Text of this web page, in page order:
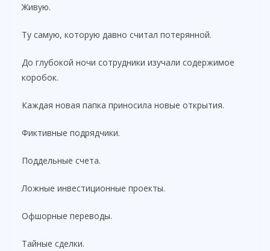
Живую.
Ту самую, которую давно считал потерянной.
До глубокой ночи сотрудники изучали содержимое
коробок.
Каждая новая папка приносила новые открытия.
Фиктивные подрядчики.
Поддельные счета.
Ложные инвестиционные проекты.
Офшорные переводы.
Тайные сделки.